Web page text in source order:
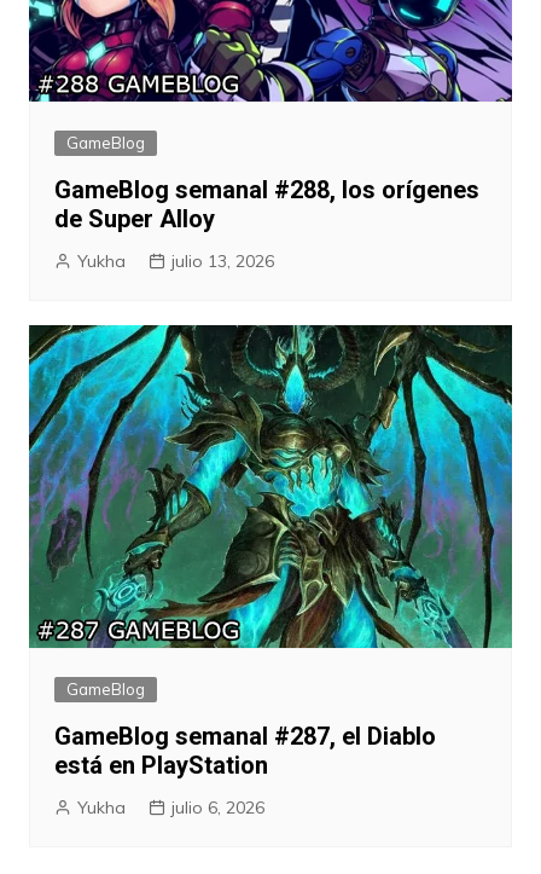
GameBlog
GameBlog semanal #288, los orígenes
de Super Alloy
Yukha julio 13, 2026
GameBlog
GameBlog semanal #287, el Diablo
está en PlayStation
Yukha julio 6, 2026